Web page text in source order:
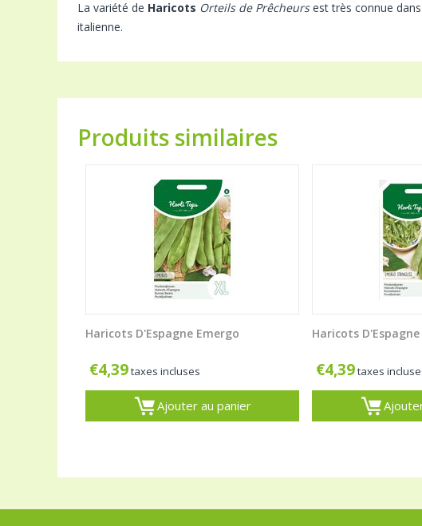
La variété de Haricots Orteils de Prêcheursest très connue
italienne.
Produits similaires
Haricots D'Espagne Emergo
€4,39taxes incluses
Ajouter au panier
Haricots
€4,39taxes